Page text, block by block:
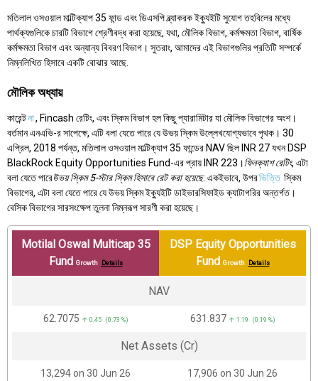
মতিলাল ওসওয়াল মাল্টিক্যাপ 35 ফান্ড এবং ডিএসপি ব্ল্যাকরক ইক্যুইটি সুযোগ তহবিলের মধ্যে
পার্থক্যগুলিকে চারটি বিভাগে শ্রেণীবদ্ধ করা হয়েছে, যথা, মৌলিক বিভাগ, কর্মক্ষমতা বিভাগ, বার্ষিক
কর্মক্ষমতা বিভাগ এবং অন্যান্য বিবরণ বিভাগ। সুতরাং, আমাদের এই বিভাগগুলির প্রতিটি সম্পর্কে
নিম্নলিখিত হিসাবে একটি বোঝার আছে.
মৌলিক অধ্যায়
কারেন্টনা, Fincash রেটিং, এবং স্কিম বিভাগ হল কিছু প্যারামিটার যা মৌলিক বিভাগের অংশ।
বর্তমান এনএভি-র সাপেক্ষে, এটি বলা যেতে পারে যে উভয় স্কিম উল্লেখযোগ্যভাবে পৃথক। 30
এপ্রিল, 2018 পর্যন্ত, মতিলাল ওসওয়াল মাল্টিক্যাপ 35 ফান্ডের NAV ছিল INR 27 যখন DSP
BlackRock Equity Opportunities Fund-এর প্রায় INR 223।ফিনক্যাশ রেটিং, এটা
বলা যেতে পারেউভয় স্কিম 5-স্টার স্কিম হিসাবে রেট করা হয়েছে. একইভাবে, উপরভিত্তি স্কিম
বিভাগের, এটা বলা যেতে পারে যে উভয় স্কিম ইক্যুইটি ডাইভারসিফাইড ক্যাটাগরির অন্তর্গত।
বেসিক বিভাগের সারসংক্ষেপ তুলনা নিম্নরূপ সারণী করা হয়েছে।
Motilal Oswal Multicap 35
Fund Growth Details
DSP Equity Opportunities
Fund Growth Details
NAV
₹62.7075 ↑ 0.45 (0.73 %) ₹631.837 ↑ 1.19 (0.19 %)
Net Assets (Cr)
₹13,294 on 30 Jun 26 ₹17,906 on 30 Jun 26